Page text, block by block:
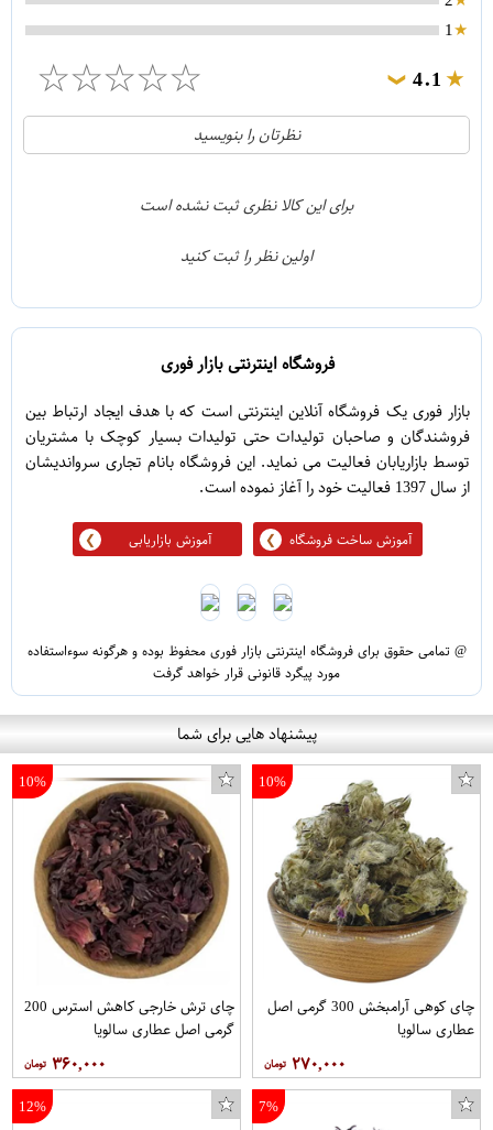
1
4.1
❯
☆
☆
☆
☆
☆
21
1
نظرتان را بنویسید
برای این کالا نظری ثبت نشده است
اولین نظر را ثبت کنید
فروشگاه اینترنتی بازار فوری
بازار فوری یک فروشگاه آنلاین اینترنتی است که با هدف ایجاد ارتباط بین
فروشندگان و صاحبان تولیدات حتی تولیدات بسیار کوچک با مشتریان
توسط بازاریابان فعالیت می نماید. این فروشگاه بانام تجاری سرواندیشان
از سال 1397 فعالیت خود را آغاز نموده است.
آموزش ساخت فروشگاه آموزش بازاریابی
@ تمامی حقوق برای فروشگاه اینترنتی بازار فوری محفوظ بوده و هرگونه سوءاستفاده
مورد پیگرد قانونی قرار خواهد گرفت
پیشنهاد هایی برای شما
10%
چای کوهی آرامبخش 300 گرمی اصل
عطاری سالویا
۲۷۰,۰۰۰
10%
چای ترش خارجی کاهش استرس 200
گرمی اصل عطاری سالویا
۳۶۰,۰۰۰
7%
12%